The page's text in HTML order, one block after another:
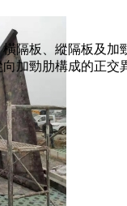
隔板、縱隔板及加
加勁肋構成的正交